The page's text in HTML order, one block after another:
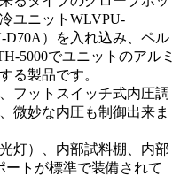
ユニットWLVPU-
D70A）を入れ込み、ペル
5000でユニットのアルミ
る製品です。
フットスイッチ式内圧調
微妙な内圧も制御出来ま
灯）、内部試料棚、内部
ートが標準で装備されて